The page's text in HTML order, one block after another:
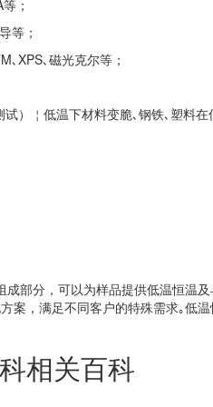
；
等；
､XPS､磁光克尔等；
）￤低温下材料变脆､钢铁､塑料在
成部分，可以为样品提供低温恒温
案，满足不同客户的特殊需求｡低
相关百科